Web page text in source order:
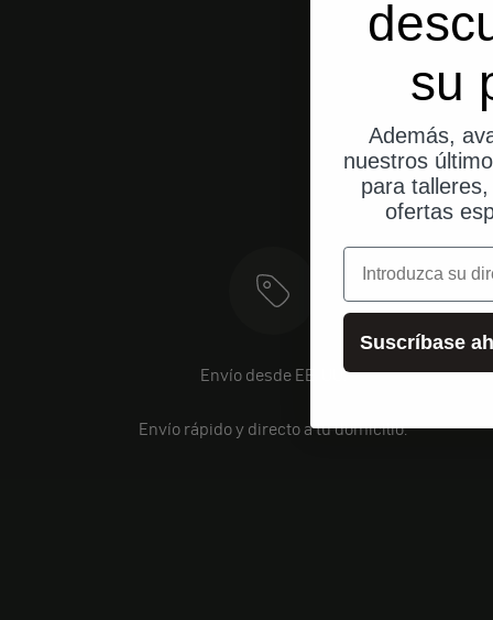
Envío desde EE. UU.
Envío rápido y directo a tu domicilio.
su
Además,
nuestros
para
ofertas
correo electrónico
Suscríbase